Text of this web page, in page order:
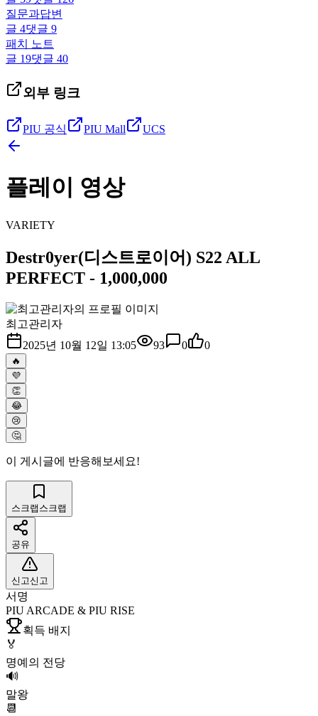
질문과답변
글 4댓글 9
패치 노트
글 19댓글 40
외부 링크
PIU 공식 PIU Mall UCS
플레이 영상
VARIETY
Destr0yer(디스트로이어) S22 ALL
PERFECT - 1,000,000
최고관리자
2025년 10월 12일 13:05
93 0 0
🔥
💜
👏
😂
😢
🤔
이 게시글에 반응해보세요!
스크랩 스크랩
공유
신고신고
서명
PIU ARCADE & PIU RISE
획득 배지
🏅
명예의 전당
🔊
말왕
📆